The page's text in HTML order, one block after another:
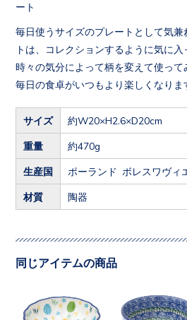
ート
毎日使うサイズのプレートとして気
トは、コレクションするように気に
時々の気分によって柄を変えて使って
毎日の食卓がいつもより楽しくなりま
サイズ 約W20×H2.6×D20cm
重量 約470g
生産国 ポーランド ボレスワヴィ
材質 陶器
同じアイテムの商品